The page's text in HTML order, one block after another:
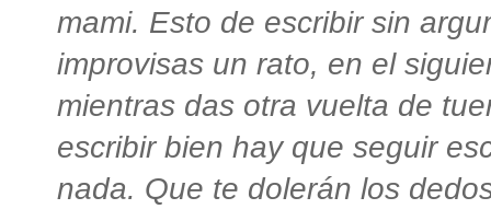
mami. Esto de escribir sin
improvisas un rato, en el
mientras das otra vuelta de
escribir bien hay que seguir
nada. Que te dolerán los